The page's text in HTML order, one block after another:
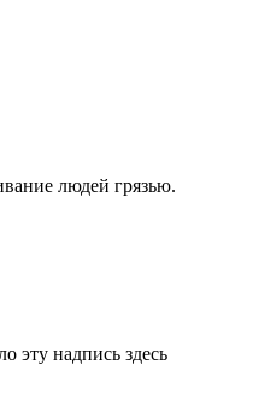
людей грязью.
эту надпись здесь